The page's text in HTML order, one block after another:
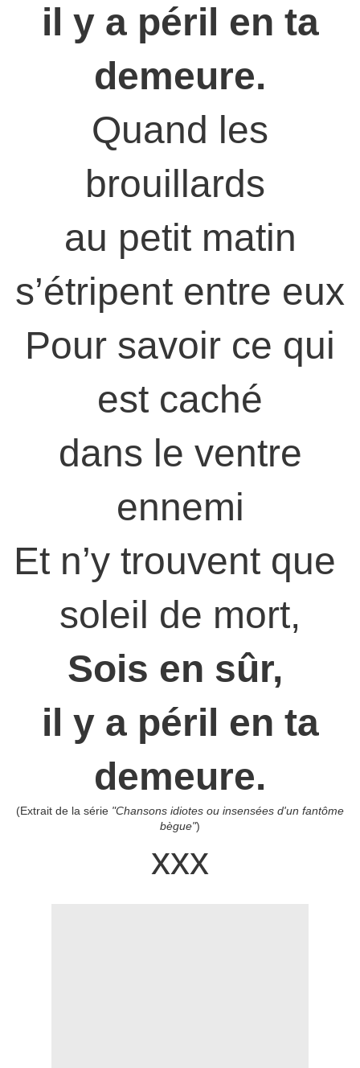
il y a péril en ta
demeure.
Quand les
brouillards
au petit matin
s’étripent entre eux
Pour savoir ce qui
est caché
dans le ventre
ennemi
Et n’y trouvent que
soleil de mort,
Sois en sûr,
il y a péril en ta
demeure.
(Extrait de la série "Chansons idiotes ou insensées d'un fantôme
bègue")
xxx